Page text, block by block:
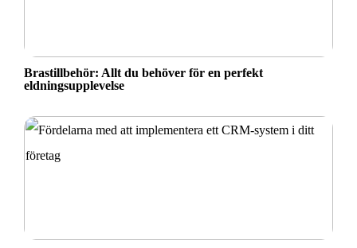
Brastillbehör: Allt du behöver för en perfekt
eldningsupplevelse